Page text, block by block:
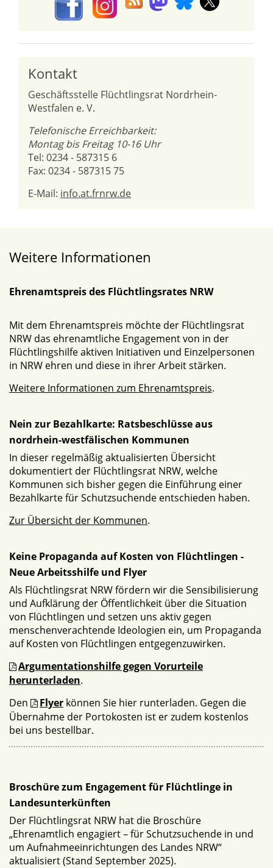
Kontakt
Geschäftsstelle Flüchtlingsrat Nordrhein-
Westfalen e. V.
Telefonische Erreichbarkeit:
Montag bis Freitag 10-16 Uhr
Tel: 0234 - 587315 6
Fax: 0234 - 587315 75
E-Mail: info.at.frnrw.de
Weitere Informationen
Ehrenamtspreis des Flüchtlingsrates NRW
Mit dem Ehrenamtspreis möchte der Flüchtlingsrat
NRW das ehrenamtliche Engagement von in der
Flüchtlingshilfe aktiven Initiativen und Einzelpersonen
in NRW ehren und diese in ihrer Arbeit stärken.
Weitere Informationen zum Ehrenamtspreis.
Nein zur Bezahlkarte: Ratsbeschlüsse aus
nordrhein-westfälischen Kommunen
In dieser regelmäßig aktualisierten Übersicht
dokumentiert der Flüchtlingsrat NRW, welche
Kommunen sich bisher gegen die Einführung einer
Bezahlkarte für Schutzsuchende entschieden haben.
Zur Übersicht der Kommunen.
Keine Propaganda auf Kosten von Flüchtlingen -
Neue Arbeitsshilfe und Flyer
Als Flüchtlingsrat NRW fördern wir die Sensibilisierung
und Aufklärung der Öffentlichkeit über die Situation
von Flüchtlingen und setzen uns aktiv gegen
menschenverachtende Ideologien ein, um Propaganda
auf Kosten von Flüchtlingen entgegenzuwirken.
Argumentationshilfe gegen Vorurteile
herunterladen.
Den
Flyer können Sie hier runterladen. Gegen die
Übernahme der Portokosten ist er zudem kostenlos
bei uns bestellbar.
Broschüre zum Engagement für Flüchtlinge in
Landesunterkünften
Der Flüchtlingsrat NRW hat die Broschüre
„Ehrenamtlich engagiert – für Schutzsuchende in und
um Aufnahmeeinrichtungen des Landes NRW“
aktualisiert (Stand September 2025).